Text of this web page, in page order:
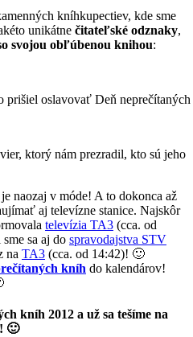
kníhkupectiev, kde sme
unikátne čitateľské odznaky,
svojou obľúbenou knihou:
prišiel oslavovať Deň
ktorý nám prezradil, kto sú jeho
naozaj v móde! A to dokonca až
aj televízne stanice. Najskôr
televízia TA3 (cca. od
sme sa aj do spravodajstva STV
na TA3 (cca. od 14:42)! 🙂
kníh do kalendárov!
kníh 2012 a už sa tešíme na
🙂